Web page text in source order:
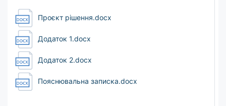
Проєкт рішення.docx
Додаток 1.docx
Додаток 2.docx
Пояснювальна записка.docx